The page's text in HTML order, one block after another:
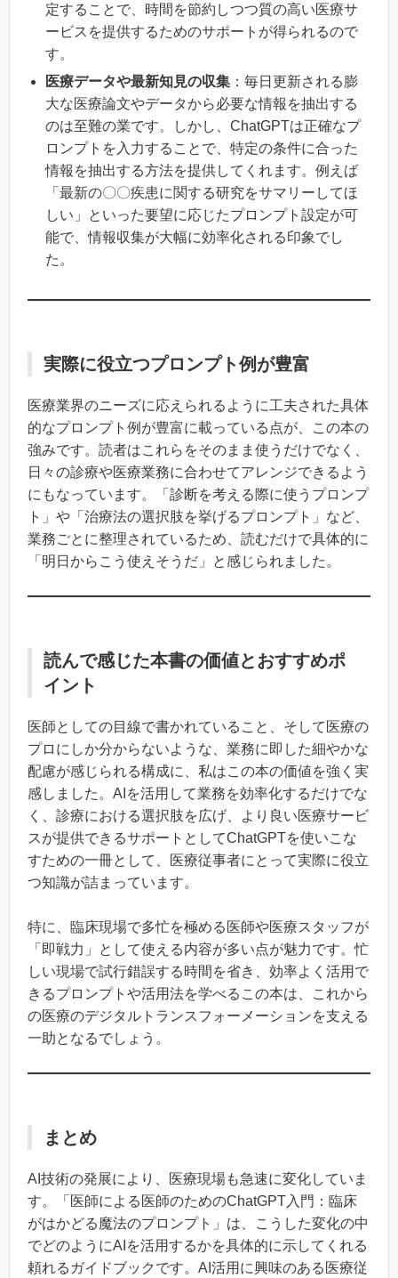
定することで、時間を節約しつつ質の高い医療サ
ービスを提供するためのサポートが得られるので
す。
医療データや最新知見の収集 ：毎日更新される膨
大な医療論文やデータから必要な情報を抽出する
のは至難の業です。しかし、ChatGPTは正確なプ
ロンプトを入力することで、特定の条件に合った
情報を抽出する方法を提供してくれます。例えば
「最新の〇〇疾患に関する研究をサマリーしてほ
しい」といった要望に応じたプロンプト設定が可
能で、情報収集が大幅に効率化される印象でし
た。
実際に役立つプロンプト例が豊富
医療業界のニーズに応えられるように工夫された具体
的なプロンプト例が豊富に載っている点が、この本の
強みです。読者はこれらをそのまま使うだけでなく、
日々の診療や医療業務に合わせてアレンジできるよう
にもなっています。「診断を考える際に使うプロンプ
ト」や「治療法の選択肢を挙げるプロンプト」など、
業務ごとに整理されているため、読むだけで具体的に
「明日からこう使えそうだ」と感じられました。
読んで感じた本書の価値とおすすめポ
イント
医師としての目線で書かれていること、そして医療の
プロにしか分からないような、業務に即した細やかな
配慮が感じられる構成に、私はこの本の価値を強く実
感しました。AIを活用して業務を効率化するだけでな
く、診療における選択肢を広げ、より良い医療サービ
スが提供できるサポートとしてChatGPTを使いこな
すための一冊として、医療従事者にとって実際に役立
つ知識が詰まっています。
特に、臨床現場で多忙を極める医師や医療スタッフが
「即戦力」として使える内容が多い点が魅力です。忙
しい現場で試行錯誤する時間を省き、効率よく活用で
きるプロンプトや活用法を学べるこの本は、これから
の医療のデジタルトランスフォーメーションを支える
一助となるでしょう。
まとめ
AI技術の発展により、医療現場も急速に変化していま
す。「医師による医師のためのChatGPT入門：臨床
がはかどる魔法のプロンプト」は、こうした変化の中
でどのようにAIを活用するかを具体的に示してくれる
頼れるガイドブックです。AI活用に興味のある医療従